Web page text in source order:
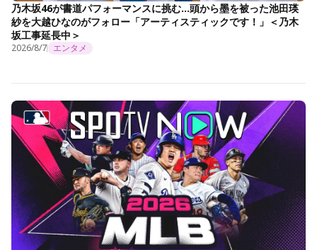
乃木坂46が書道パフォーマンスに挑む…頭から墨を被った池田瑛
紗を大越ひなのがフォロー「アーティスティックです！」＜乃木
坂工事延長中＞
2026/8/7 エンタメ